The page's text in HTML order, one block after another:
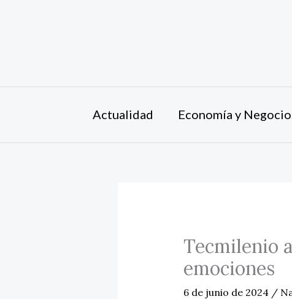
Actualidad Economía y
Tecmilenio
emociones
6 de junio de 2024 /